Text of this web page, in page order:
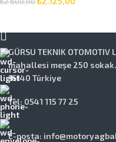
Bakım Seti 3
Parça Set
GÜRSU TEKNIK OTOMOTIV
mahallesi meşe 250
16140 Türkiye
Tel: 0541 115 77 25
E-posta: